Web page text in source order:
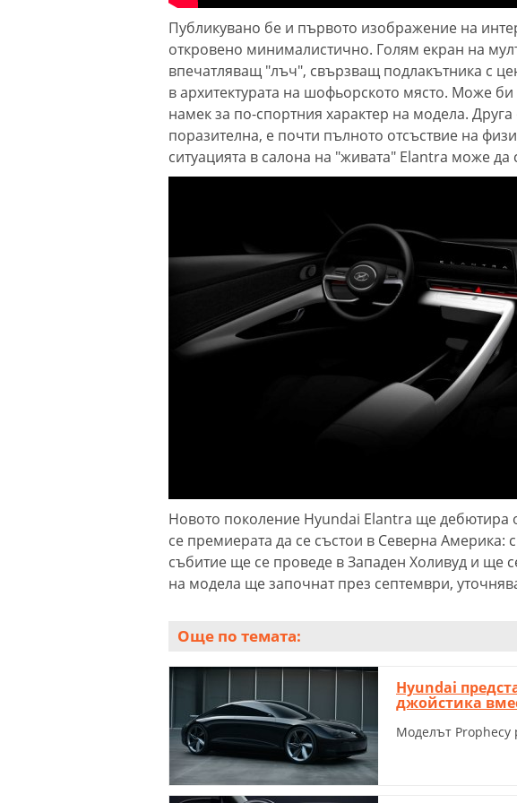
Публикувано бе и първото изображение на
откровено минималистично. Голям екран на
впечатляващ "лъч", свързващ подлакътника с
в архитектурата на шофьорското място. Може би
намек за по-спортния характер на модела.
поразителна, е почти пълното отсъствие на
ситуацията в салона на "живата" Elantra може да
Новото поколение Hyundai Elantra ще дебютира
се премиерата да се състои в Северна Америка:
събитие ще се проведе в Западен Холивуд и ще
на модела ще започнат през септември,
Още по темата:
Hyundai
джойстика
Моделът Prophecy